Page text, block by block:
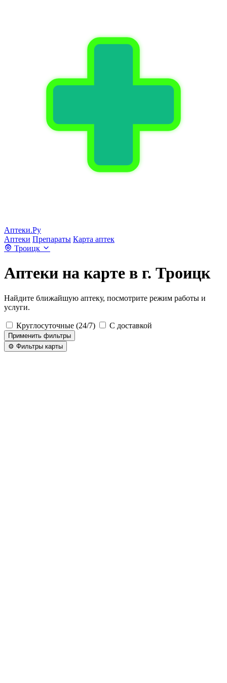
Аптеки.Ру
Аптеки Препараты Карта аптек
Троицк
Аптеки на карте в г. Троицк
Найдите ближайшую аптеку, посмотрите режим работы и
услуги.
Круглосуточные (24/7) С доставкой
Применить фильтры
⚙️ Фильтры карты